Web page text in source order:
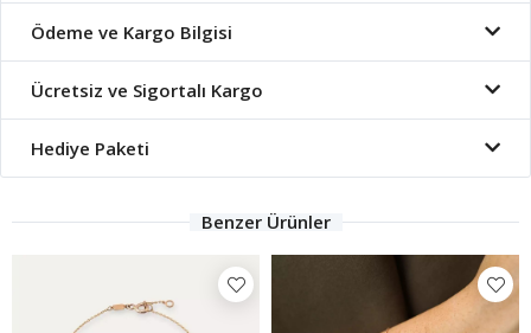
Ödeme ve Kargo Bilgisi
Ücretsiz ve Sigortalı Kargo
Hediye Paketi
Benzer Ürünler